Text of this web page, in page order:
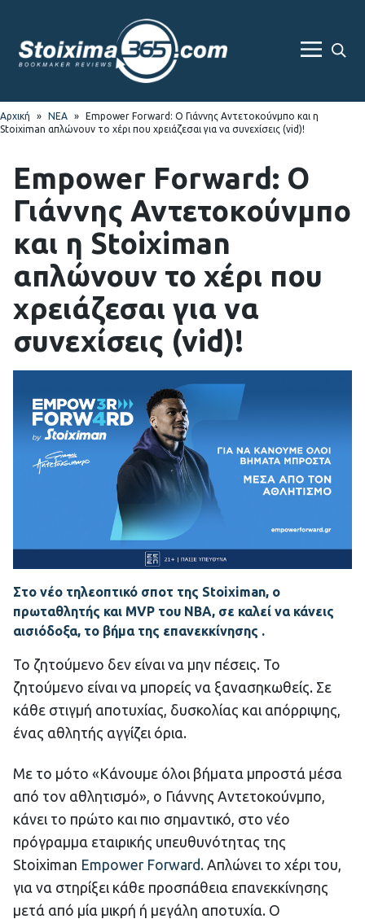
to
navigation
to
content
Αρχική » ΝΕΑ »
Empower Forward: Ο Γιάννης Αντετοκούνμπο και η
Stoiximan απλώνουν το χέρι που χρειάζεσαι για να συνεχίσεις (vid)!
Empower Forward: Ο
Γιάννης Αντετοκούνμπο
και η Stoiximan
απλώνουν το χέρι που
χρειάζεσαι για να
συνεχίσεις (vid)!
Στο νέο τηλεοπτικό σποτ της Stoiximan, ο
πρωταθλητής και MVP του ΝΒΑ, σε καλεί να κάνεις
αισιόδοξα, το βήμα της επανεκκίνησης .
Το ζητούμενο δεν είναι να μην πέσεις. Το
ζητούμενο είναι να μπορείς να ξανασηκωθείς. Σε
κάθε στιγμή αποτυχίας, δυσκολίας και απόρριψης,
ένας αθλητής αγγίζει όρια.
Με το μότο «Κάνουμε όλοι βήματα μπροστά μέσα
από τον αθλητισμό», ο Γιάννης Αντετοκούνμπο,
κάνει το πρώτο και πιο σημαντικό, στο νέο
πρόγραμμα εταιρικής υπευθυνότητας της
Stoiximan Εmpower Forward. Απλώνει το χέρι του,
για να στηρίξει κάθε προσπάθεια επανεκκίνησης
μετά από μία μικρή ή μεγάλη αποτυχία. Ο